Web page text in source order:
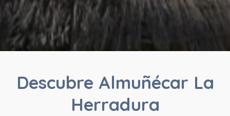
Descubre Almuñécar La
Herradura